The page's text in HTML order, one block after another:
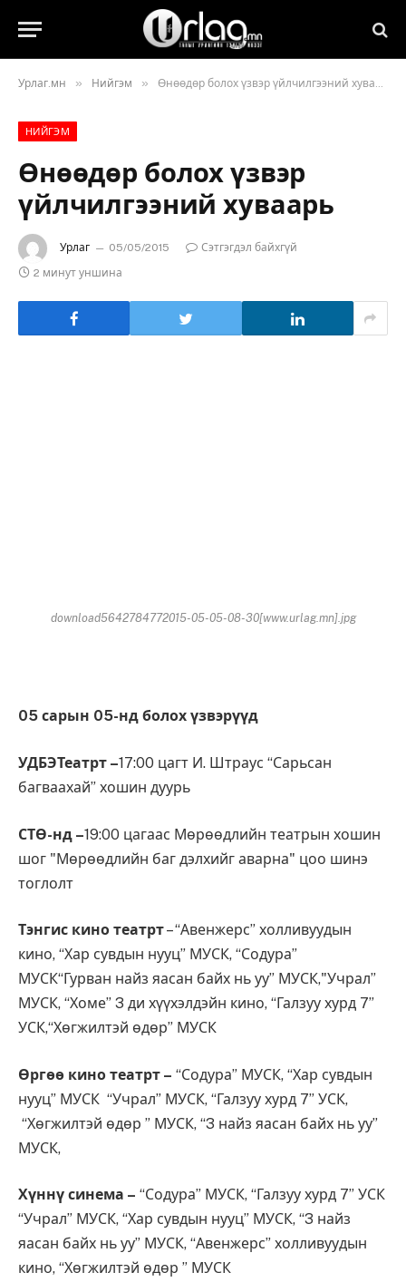
Урлаг.мн » Нийгэм » Өнөөдөр болох үзвэр үйлчилгээний хуваарь
НИЙГЭМ
Өнөөдөр болох үзвэр
үйлчилгээний хуваарь
Урлаг 05/05/2015
Сэтгэгдэл байхгүй
2 минут уншина
download5642784772015-05-05-08-30[www.urlag.mn].jpg
05 сарын 05-нд болох үзвэрүүд
УДБЭТеатрт –17:00 цагт И. Штраус “Сарьсан
багваахай” хошин дуурь
СТӨ-нд –19:00 цагаас Мөрөөдлийн театрын хошин
шог "Мөрөөдлийн баг дэлхийг аварна" цоо шинэ
тоглолт
Тэнгис кино театрт– “Авенжерс” холливуудын
кино, “Хар сувдын нууц” МУСК, “Содура”
МУСК“Гурван найз яасан байх нь уу” МУСК,"Учрал”
МУСК, “Хоме” 3 ди хүүхэлдэйн кино, “Галзуу хурд 7”
УСК,“Хөгжилтэй өдөр” МУСК
Өргөө кино театрт – “Содура” МУСК, “Хар сувдын
нууц” МУСК “Учрал” МУСК, “Галзуу хурд 7” УСК,
“Хөгжилтэй өдөр ” МУСК, “3 найз яасан байх нь уу”
МУСК,
Хүннү синема – “Содура” МУСК, “Галзуу хурд 7” УСК
“Учрал” МУСК, “Хар сувдын нууц” МУСК, “3 найз
яасан байх нь уу” МУСК, “Авенжерс” холливуудын
кино, “Хөгжилтэй өдөр ” МУСК